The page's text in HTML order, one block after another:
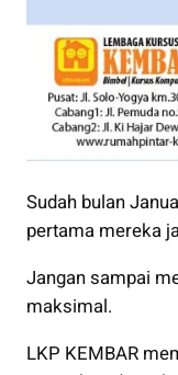
Sudah bulan
pertama mereka
Jangan sampai
maksimal.
LKP KEMBAR